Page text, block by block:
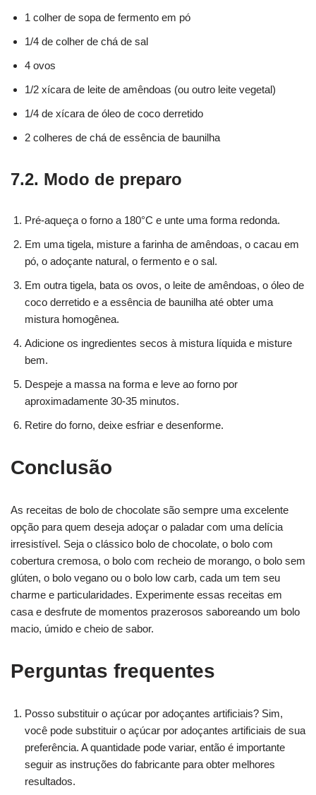
1 colher de sopa de fermento em pó
1/4 de colher de chá de sal
4 ovos
1/2 xícara de leite de amêndoas (ou outro leite vegetal)
1/4 de xícara de óleo de coco derretido
2 colheres de chá de essência de baunilha
7.2. Modo de preparo
Pré-aqueça o forno a 180°C e unte uma forma redonda.
Em uma tigela, misture a farinha de amêndoas, o cacau em
pó, o adoçante natural, o fermento e o sal.
Em outra tigela, bata os ovos, o leite de amêndoas, o óleo de
coco derretido e a essência de baunilha até obter uma
mistura homogênea.
Adicione os ingredientes secos à mistura líquida e misture
bem.
Despeje a massa na forma e leve ao forno por
aproximadamente 30-35 minutos.
Retire do forno, deixe esfriar e desenforme.
Conclusão
As receitas de bolo de chocolate são sempre uma excelente
opção para quem deseja adoçar o paladar com uma delícia
irresistível. Seja o clássico bolo de chocolate, o bolo com
cobertura cremosa, o bolo com recheio de morango, o bolo sem
glúten, o bolo vegano ou o bolo low carb, cada um tem seu
charme e particularidades. Experimente essas receitas em
casa e desfrute de momentos prazerosos saboreando um bolo
macio, úmido e cheio de sabor.
Perguntas frequentes
Posso substituir o açúcar por adoçantes artificiais? Sim,
você pode substituir o açúcar por adoçantes artificiais de sua
preferência. A quantidade pode variar, então é importante
seguir as instruções do fabricante para obter melhores
resultados.